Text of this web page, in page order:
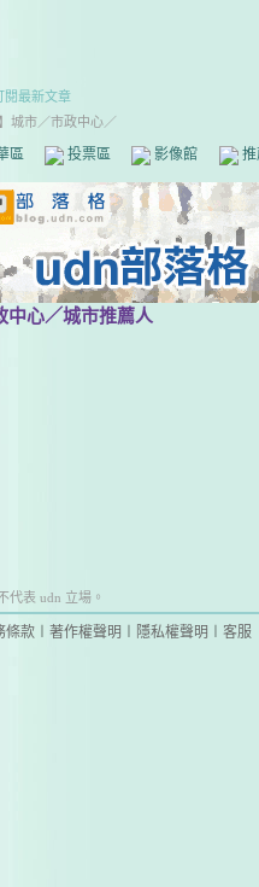
閱最新文章
城市／市政中心／
區 投票區 影像館
中心／城市推薦人
代表 udn 立場。
條款 著作權聲明 隱私權聲明 客服